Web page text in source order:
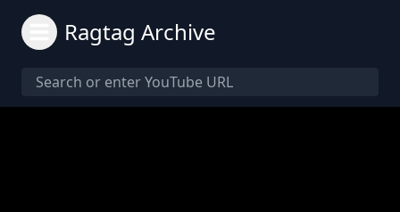
Ragtag Archive